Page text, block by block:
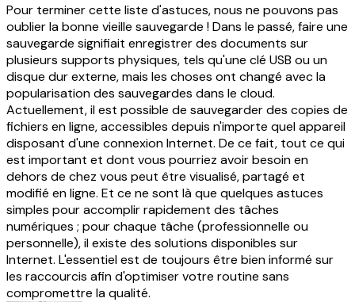
Pour terminer cette liste d'astuces, nous ne pouvons pas
oublier la bonne vieille sauvegarde ! Dans le passé, faire une
sauvegarde signifiait enregistrer des documents sur
plusieurs supports physiques, tels qu'une clé USB ou un
disque dur externe, mais les choses ont changé avec la
popularisation des sauvegardes dans le cloud.
Actuellement, il est possible de sauvegarder des copies de
fichiers en ligne, accessibles depuis n'importe quel appareil
disposant d'une connexion Internet. De ce fait, tout ce qui
est important et dont vous pourriez avoir besoin en
dehors de chez vous peut être visualisé, partagé et
modifié en ligne. Et ce ne sont là que quelques astuces
simples pour accomplir rapidement des tâches
numériques ; pour chaque tâche (professionnelle ou
personnelle), il existe des solutions disponibles sur
Internet. L'essentiel est de toujours être bien informé sur
les raccourcis afin d'optimiser votre routine sans
compromettre la qualité.